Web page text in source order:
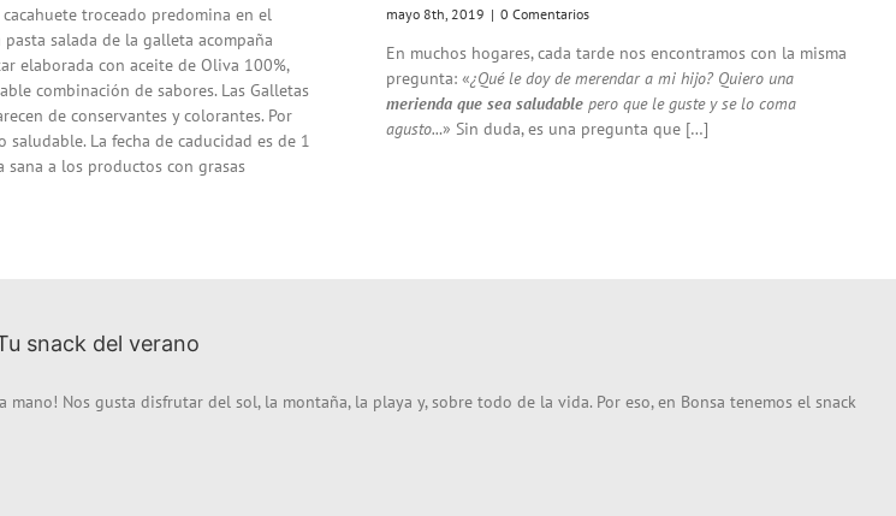
troceado predomina en el
salada de la galleta acompaña
elaborada con aceite de Oliva 100%,
combinación de sabores. Las Galletas
de conservantes y colorantes. Por
La fecha de caducidad es de 1
sana a los productos con grasas
mayo 8th, 2019 | 0 Comentarios
En muchos hogares, cada tarde nos encontramos con la misma
pregunta: «¿Qué le doy de merendar a mi hijo? Quiero una
merienda que sea saludable pero que le guste y se lo coma
agusto...» Sin duda, es una pregunta que […]
snack del verano
mano! Nos gusta disfrutar del sol, la montaña, la playa y, sobre todo de la vida. Por eso, en Bonsa tenemos el snack